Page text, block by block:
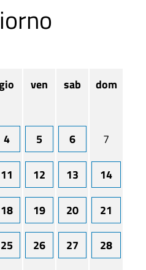
ven sab dom
4 5 6 7
11 12 13 14
18 19 20 21
25 26 27 28